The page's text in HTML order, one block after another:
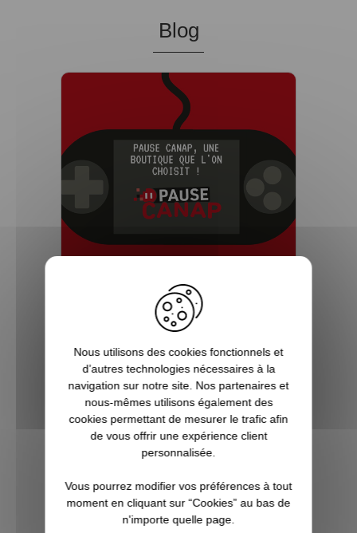
Blog
5 bonnes raisons de choisir
Pause Canap
à l’affût de la sortie du prochain film de
super-héros ? Les jeux vidéo ne sont pas
qu’un simple hobby pour vous, mais une
véritable passion ? Alors vous êtes, ici, sur
Pause Canap, à l’endro...
VOIR L'ARTICLE
Nous utilisons des cookies fonctionnels et
d’autres technologies nécessaires à la
navigation sur notre site. Nos partenaires et
nous-mêmes utilisons également des
cookies permettant de mesurer le trafic afin
de vous offrir une expérience client
personnalisée.
Vous pourrez modifier vos préférences à tout
moment en cliquant sur “Cookies” au bas de
n'importe quelle page.